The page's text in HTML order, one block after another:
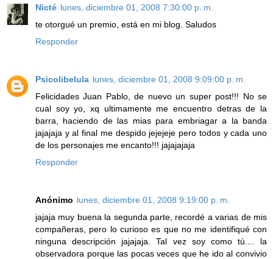
Nicté lunes, diciembre 01, 2008 7:30:00 p. m.
te otorgué un premio, está en mi blog. Saludos
Responder
Psicolibelula lunes, diciembre 01, 2008 9:09:00 p. m.
Felicidades Juan Pablo, de nuevo un super post!!! No se
cual soy yo, xq ultimamente me encuentro detras de la
barra, haciendo de las mias para embriagar a la banda
jajajaja y al final me despido jejejeje pero todos y cada uno
de los personajes me encanto!!! jajajajaja
Responder
Anónimo lunes, diciembre 01, 2008 9:19:00 p. m.
jajaja muy buena la segunda parte, recordé a varias de mis
compañeras, pero lo curioso es que no me identifiqué con
ninguna descripción jajajaja. Tal vez soy como tú.... la
observadora porque las pocas veces que he ido al convivio